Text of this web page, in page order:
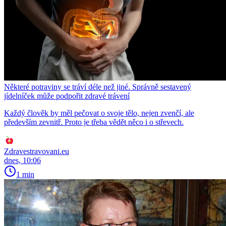
Některé potraviny se tráví déle než jiné. Správně sestavený
jídelníček může podpořit zdravé trávení
Každý člověk by měl pečovat o svoje tělo, nejen zvenčí, ale
především zevnitř. Proto je třeba vědět něco i o střevech.
Zdravestravovani.eu
dnes, 10:06
1 min